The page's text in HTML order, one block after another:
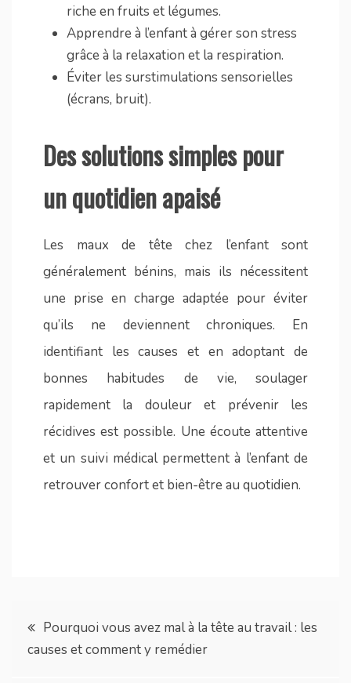
riche en fruits et légumes.
Apprendre à l’enfant à gérer son stress
grâce à la relaxation et la respiration.
Éviter les surstimulations sensorielles
(écrans, bruit).
Des solutions simples pour
un quotidien apaisé
Les maux de tête chez l’enfant sont
généralement bénins, mais ils nécessitent
une prise en charge adaptée pour éviter
qu’ils ne deviennent chroniques. En
identifiant les causes et en adoptant de
bonnes habitudes de vie, soulager
rapidement la douleur et prévenir les
récidives est possible. Une écoute attentive
et un suivi médical permettent à l’enfant de
retrouver confort et bien-être au quotidien.
Navigation
de
Pourquoi vous avez mal à la tête au travail : les
causes et comment y remédier